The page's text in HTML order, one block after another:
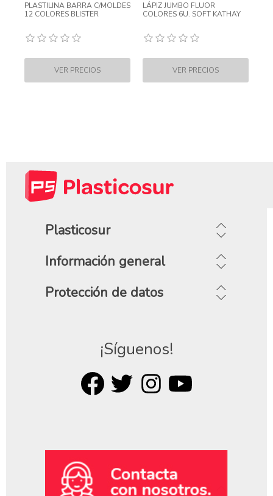
PLASTILINA BARRA C/MOLDES
12 COLORES BLISTER
LÁPIZ JUMBO FLUOR
COLORES 6U. SOFT KATHAY
Plasticosur
Información general
Protección de datos
¡Síguenos!